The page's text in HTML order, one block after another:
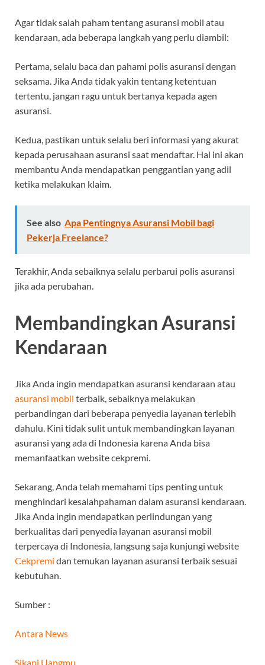
Agar tidak salah paham tentang asuransi mobil atau
kendaraan, ada beberapa langkah yang perlu diambil:
Pertama, selalu baca dan pahami polis asuransi dengan
seksama. Jika Anda tidak yakin tentang ketentuan
tertentu, jangan ragu untuk bertanya kepada agen
asuransi.
Kedua, pastikan untuk selalu beri informasi yang akurat
kepada perusahaan asuransi saat mendaftar. Hal ini akan
membantu Anda mendapatkan penggantian yang adil
ketika melakukan klaim.
See also Apa Pentingnya Asuransi Mobil bagi
Pekerja Freelance?
Terakhir, Anda sebaiknya selalu perbarui polis asuransi
jika ada perubahan.
Membandingkan Asuransi
Kendaraan
Jika Anda ingin mendapatkan asuransi kendaraan atau
asuransi mobil terbaik, sebaiknya melakukan
perbandingan dari beberapa penyedia layanan terlebih
dahulu. Kini tidak sulit untuk membandingkan layanan
asuransi yang ada di Indonesia karena Anda bisa
memanfaatkan website cekpremi.
Sekarang, Anda telah memahami tips penting untuk
menghindari kesalahpahaman dalam asuransi kendaraan.
Jika Anda ingin mendapatkan perlindungan yang
berkualitas dari penyedia layanan asuransi mobil
terpercaya di Indonesia, langsung saja kunjungi website
Cekpremi dan temukan layanan asuransi terbaik sesuai
kebutuhan.
Sumber :
Antara News
Sikapi Uangmu